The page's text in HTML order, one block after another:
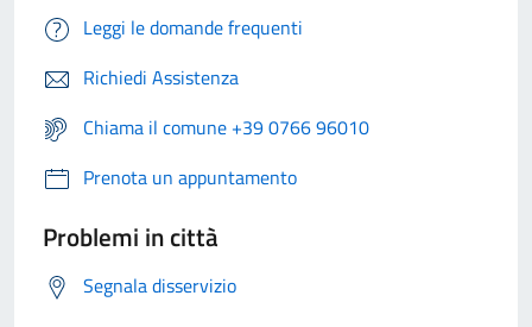
Leggi le domande frequenti
Richiedi Assistenza
Chiama il comune +39 0766 96010
Prenota un appuntamento
Problemi in città
Segnala disservizio